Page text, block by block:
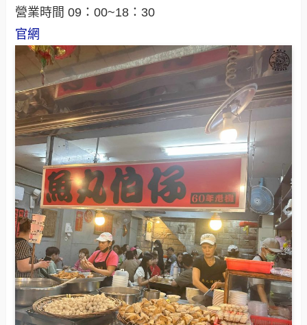
營業時間 09：00~18：30
官網